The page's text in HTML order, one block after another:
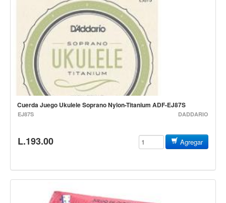
Accesorios
Marcha
Redoblantes
Tambores
Multi-tenores
Bombos
Baquetas, mazos y bolillos
Cuerda Juego Ukulele Soprano Nylon-Titanium ADF-EJ87S
EJ87S DADDARIO
L.193.00 Agregar